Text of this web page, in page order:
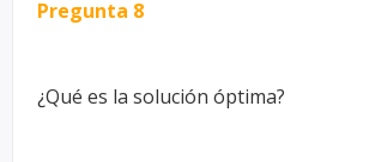
Pregunta 8
¿Qué es la solución óptima?